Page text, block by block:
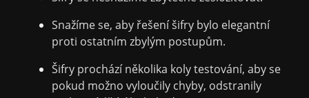
Snažíme se, aby řešení šifry bylo elegantní
proti ostatním zbylým postupům.
Šifry prochází několika koly testování, aby se
pokud možno vyloučily chyby, odstranily